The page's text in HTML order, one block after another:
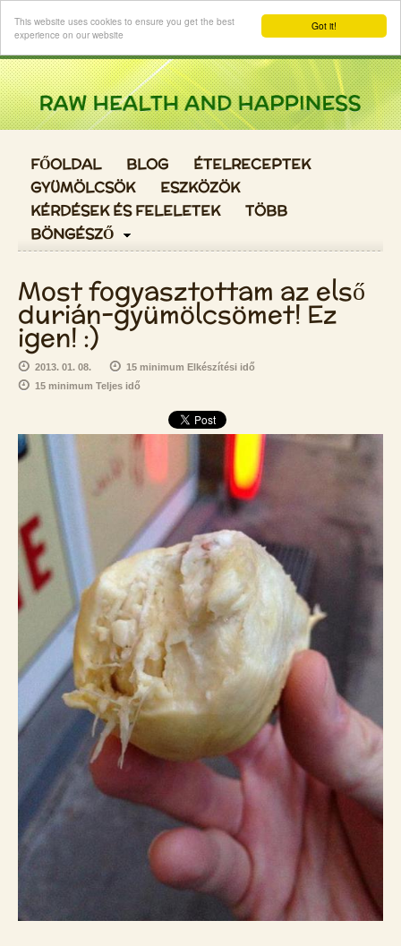
Got it!
This website uses cookies to ensure you get the best
experience on our website
Login
FŐOLDAL BLOG
ÉTELRECEPTEK
GYÜMÖLCSÖK
ESZKÖZÖK
KÉRDÉSEK ÉS FELELETEK
TÖBB
BÖNGÉSZŐ
Most fogyasztottam az első
durián-gyümölcsömet! Ez
igen! :)
2013. 01. 08.
15 minimum Elkészítési idő
15 minimum Teljes idő